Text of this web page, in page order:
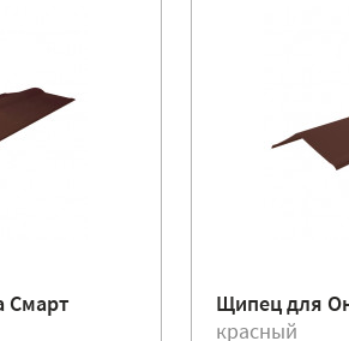
Смарт
Щипец для
красный